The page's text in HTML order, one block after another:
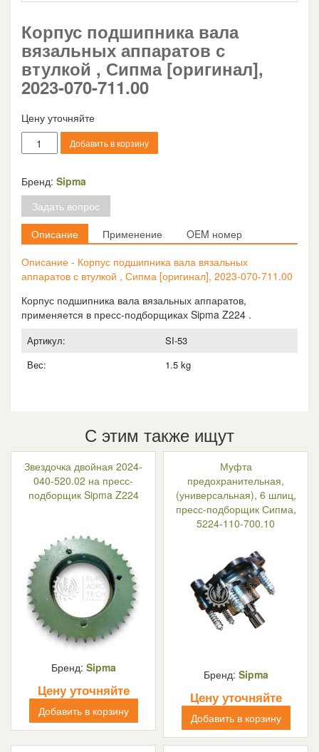
Корпус подшипника вала
вязальных аппаратов с
втулкой , Сипма [оригинал],
2023-070-711.00
Цену уточняйте
Количество
товара
подшипника
вала
вязальных
аппаратов
,
Сипма
[оригинал],
2023-
070-
711.00
Добавить в корзину
Бренд: Sipma
Задать вопрос
Описание
Применение
OEM номер
Описание - Корпус подшипника вала вязальных
аппаратов с втулкой , Сипма [оригинал], 2023-070-711.00
Корпус подшипника вала вязальных аппаратов,
применяется в пресс-подборщиках Sipma Z224 .
Артикул:
SI-53
Вес:
1.5 kg
С этим также ищут
Звездочка двойная 2024-
040-520.02 на пресс-
подборщик Sipma Z224
Бренд: Sipma
Цену уточняйте
Добавить в корзину
Муфта
предохранительная,
(универсальная), 6 шлиц,
пресс-подборщик Сипма,
5224-110-700.10
Бренд: Sipma
Цену уточняйте
Добавить в корзину